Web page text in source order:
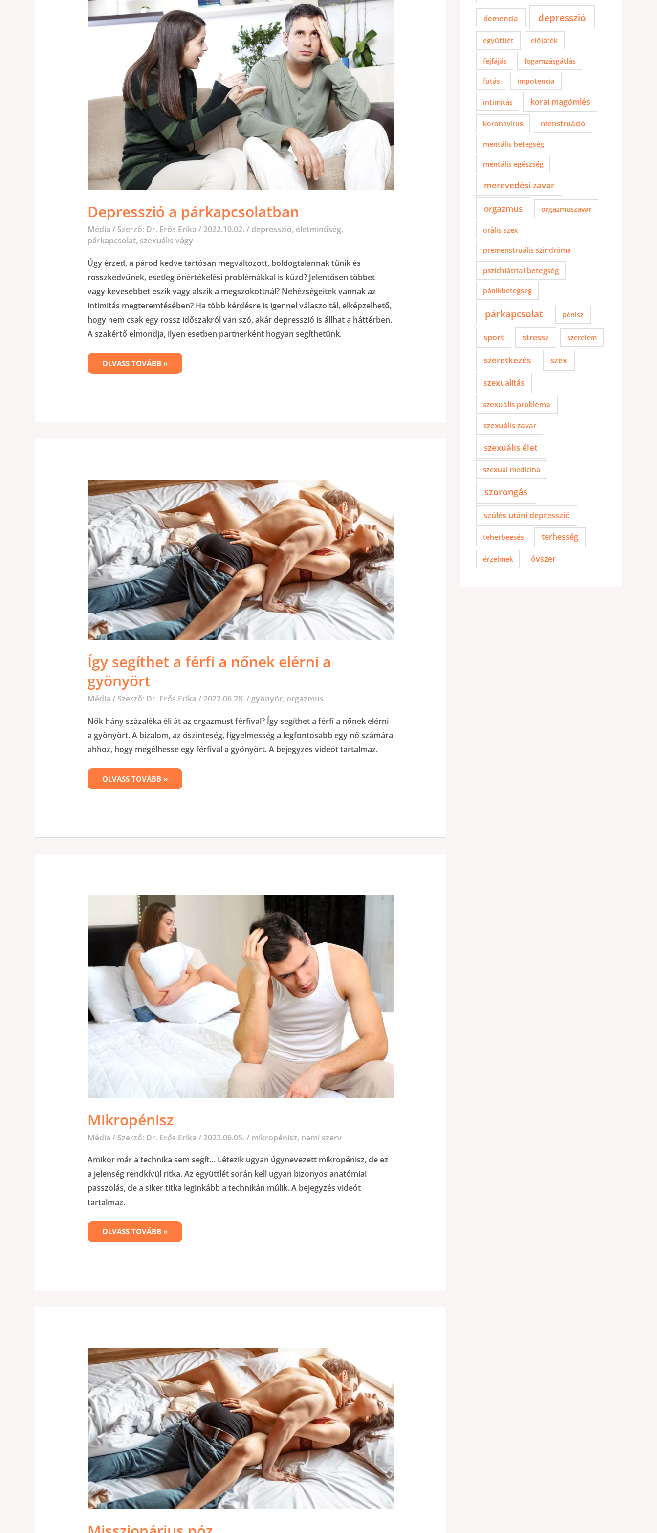
Depresszió a párkapcsolatban
Média / Szerző: Dr. Erős Erika /2022.10.02. / depresszió, életminőség,
párkapcsolat, szexuális vágy
Úgy érzed, a párod kedve tartósan megváltozott, boldogtalannak tűnik és
rosszkedvűnek, esetleg önértékelési problémákkal is küzd? Jelentősen többet
vagy kevesebbet eszik vagy alszik a megszokottnál? Nehézségeitek vannak az
intimitás megteremtésében? Ha több kérdésre is igennel válaszoltál, elképzelhető,
hogy nem csak egy rossz időszakról van szó, akár depresszió is állhat a háttérben.
A szakértő elmondja, ilyen esetben partnerként hogyan segíthetünk.
PÁRKAPCSOLATBAN
OLVASS TOVÁBB »
Így segíthet a férfi a nőnek elérni a
gyönyört
Média / Szerző: Dr. Erős Erika /2022.06.28. / gyönyör, orgazmus
Nők hány százaléka éli át az orgazmust férfival? Így segíthet a férfi a nőnek elérni
a gyönyört. A bizalom, az őszinteség, figyelmesség a legfontosabb egy nő számára
ahhoz, hogy megélhesse egy férfival a gyönyört. A bejegyzés videót tartalmaz.
ÍGY
SEGÍTHET
A
FÉRFI
A
NŐNEK
ELÉRNI
A
GYÖNYÖRT
OLVASS TOVÁBB »
Mikropénisz
Média / Szerző: Dr. Erős Erika /2022.06.05. / mikropénisz, nemi szerv
Amikor már a technika sem segít… Létezik ugyan úgynevezett mikropénisz, de ez
a jelenség rendkívül ritka. Az együttlét során kell ugyan bizonyos anatómiai
passzolás, de a siker titka leginkább a technikán múlik. A bejegyzés videót
tartalmaz.
MIKROPÉNISZ
OLVASS TOVÁBB »
MISSZIONÁRIUS
PÓZ
demencia depresszió
együttlét előjáték
fejfájás fogamzásgátlás
futás impotencia
intimitás korai magömlés
koronavírus menstruáció
mentális betegség
mentális egészség
merevedési zavar
orgazmus orgazmuszavar
orális szex
premenstruális szindróma
pszichiátriai betegség
pánikbetegség
párkapcsolat pénisz
sport stressz szerelem
szeretkezés szex
szexualitás
szexuális probléma
szexuális zavar
szexuális élet
szexuál medicina
szorongás
szülés utáni depresszió
teherbeesés terhesség
érzelmek óvszer